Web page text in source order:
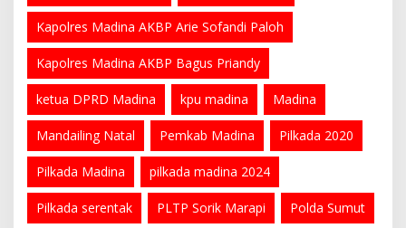
Kapolres Madina AKBP Arie Sofandi Paloh
Kapolres Madina AKBP Bagus Priandy
ketua DPRD Madina kpu madina Madina
Mandailing Natal Pemkab Madina Pilkada 2020
Pilkada Madina pilkada madina 2024
Pilkada serentak PLTP Sorik Marapi Polda Sumut